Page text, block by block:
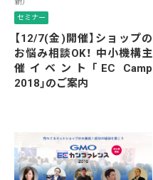
セミナー
【12/7(金)開催】ショップの
お悩み相談OK！ 中小機構主
催イベント「EC Camp
2018」のご案内